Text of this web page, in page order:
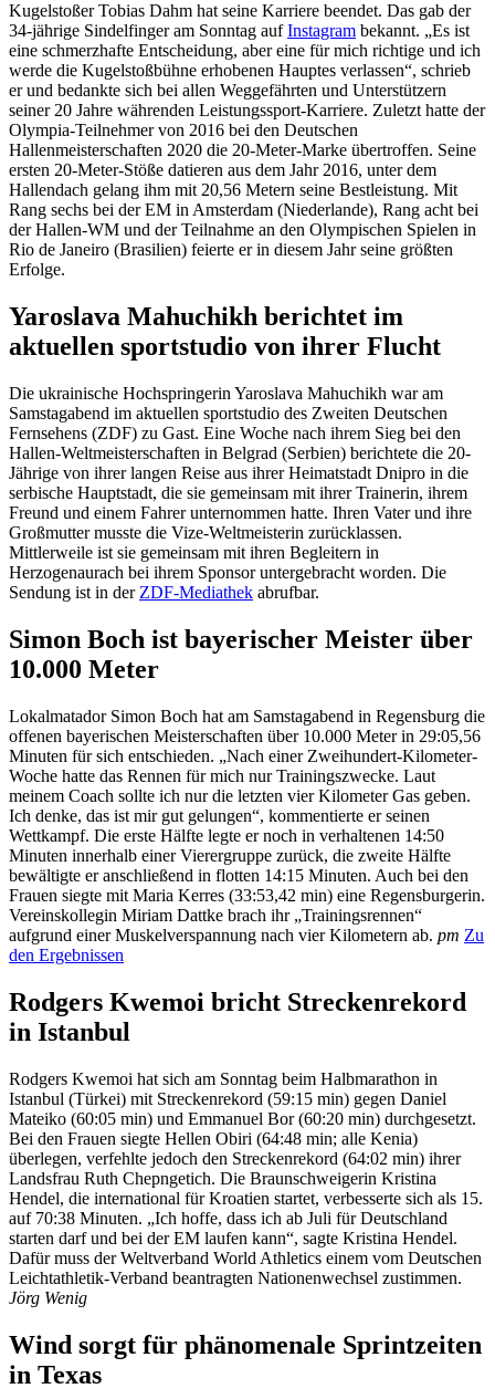
Kugelstoßer Tobias Dahm hat seine Karriere beendet. Das gab der
34-jährige Sindelfinger am Sonntag aufInstagram bekannt. „Es ist
eine schmerzhafte Entscheidung, aber eine für mich richtige und ich
werde die Kugelstoßbühne erhobenen Hauptes verlassen“, schrieb
er und bedankte sich bei allen Weggefährten und Unterstützern
seiner 20 Jahre währenden Leistungssport-Karriere. Zuletzt hatte der
Olympia-Teilnehmer von 2016 bei den Deutschen
Hallenmeisterschaften 2020 die 20-Meter-Marke übertroffen. Seine
ersten 20-Meter-Stöße datieren aus dem Jahr 2016, unter dem
Hallendach gelang ihm mit 20,56 Metern seine Bestleistung. Mit
Rang sechs bei der EM in Amsterdam (Niederlande), Rang acht bei
der Hallen-WM und der Teilnahme an den Olympischen Spielen in
Rio de Janeiro (Brasilien) feierte er in diesem Jahr seine größten
Erfolge.
Yaroslava Mahuchikh berichtet im
aktuellen sportstudio von ihrer Flucht
Die ukrainische Hochspringerin Yaroslava Mahuchikh war am
Samstagabend im aktuellen sportstudio des Zweiten Deutschen
Fernsehens (ZDF) zu Gast. Eine Woche nach ihrem Sieg bei den
Hallen-Weltmeisterschaften in Belgrad (Serbien) berichtete die 20-
Jährige von ihrer langen Reise aus ihrer Heimatstadt Dnipro in die
serbische Hauptstadt, die sie gemeinsam mit ihrer Trainerin, ihrem
Freund und einem Fahrer unternommen hatte. Ihren Vater und ihre
Großmutter musste die Vize-Weltmeisterin zurücklassen.
Mittlerweile ist sie gemeinsam mit ihren Begleitern in
Herzogenaurach bei ihrem Sponsor untergebracht worden. Die
Sendung ist in der ZDF-Mediathek abrufbar.
Simon Boch ist bayerischer Meister über
10.000 Meter
Lokalmatador Simon Boch hat am Samstagabend in Regensburg die
offenen bayerischen Meisterschaften über 10.000 Meter in 29:05,56
Minuten für sich entschieden. „Nach einer Zweihundert-Kilometer-
Woche hatte das Rennen für mich nur Trainingszwecke. Laut
meinem Coach sollte ich nur die letzten vier Kilometer Gas geben.
Ich denke, das ist mir gut gelungen“, kommentierte er seinen
Wettkampf. Die erste Hälfte legte er noch in verhaltenen 14:50
Minuten innerhalb einer Vierergruppe zurück, die zweite Hälfte
bewältigte er anschließend in flotten 14:15 Minuten. Auch bei den
Frauen siegte mit Maria Kerres (33:53,42 min) eine Regensburgerin.
Vereinskollegin Miriam Dattke brach ihr „Trainingsrennen“
aufgrund einer Muskelverspannung nach vier Kilometern ab. pm Zu
den Ergebnissen
Rodgers Kwemoi bricht Streckenrekord
in Istanbul
Rodgers Kwemoi hat sich am Sonntag beim Halbmarathon in
Istanbul (Türkei) mit Streckenrekord (59:15 min) gegen Daniel
Mateiko (60:05 min) und Emmanuel Bor (60:20 min) durchgesetzt.
Bei den Frauen siegte Hellen Obiri (64:48 min; alle Kenia)
überlegen, verfehlte jedoch den Streckenrekord (64:02 min) ihrer
Landsfrau Ruth Chepngetich. Die Braunschweigerin Kristina
Hendel, die international für Kroatien startet, verbesserte sich als 15.
auf 70:38 Minuten. „Ich hoffe, dass ich ab Juli für Deutschland
starten darf und bei der EM laufen kann“, sagte Kristina Hendel.
Dafür muss der Weltverband World Athletics einem vom Deutschen
Leichtathletik-Verband beantragten Nationenwechsel zustimmen.
Jörg Wenig
Wind sorgt für phänomenale Sprintzeiten
in Texas